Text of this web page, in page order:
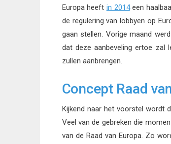
Europa heeftin 2014een
de regulering van lobbyen op
gaan stellen. Vorige maand
dat deze aanbeveling ertoe zal
zullen aanbrengen.
Concept Raad
Kijkend naar het voorstel wordt
Veel van de gebreken die
van de Raad van Europa. Zo